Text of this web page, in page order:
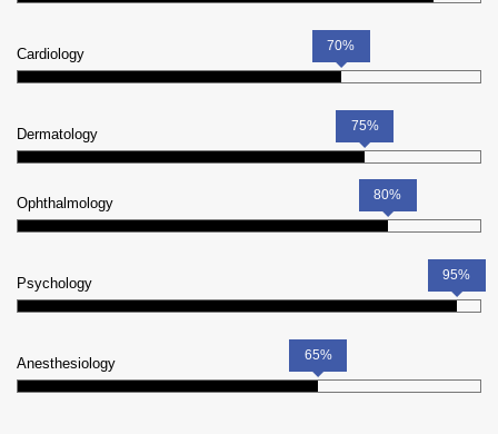
Cardiology
70%
Dermatology
75%
Ophthalmology
80%
Psychology
95%
Anesthesiology
65%